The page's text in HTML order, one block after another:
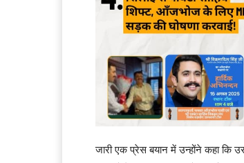
जारी एक प्रेस बयान में उन्होंने कहा कि